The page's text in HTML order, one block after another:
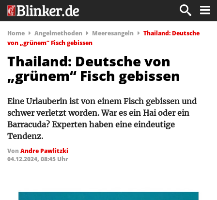
Home Angelmethoden Meeresangeln
Thailand: Deutsche
von „grünem“ Fisch gebissen
Thailand: Deutsche von
„grünem“ Fisch gebissen
Eine Urlauberin ist von einem Fisch gebissen und
schwer verletzt worden. War es ein Hai oder ein
Barracuda? Experten haben eine eindeutige
Tendenz.
VonAndre Pawlitzki
04.12.2024, 08:45 Uhr